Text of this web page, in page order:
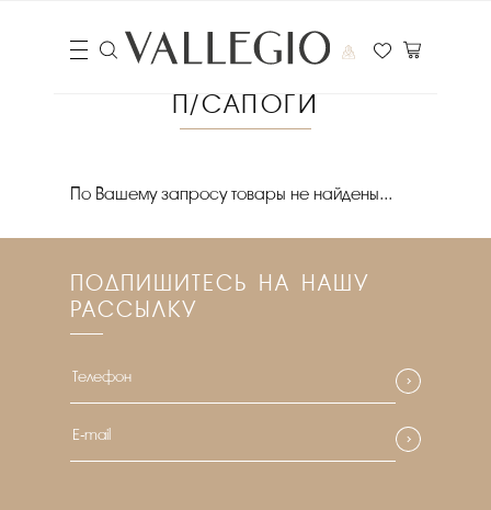
П/САПОГИ
Очистить фильтры
По Вашему запросу товары не найдены...
ПОДПИШИТЕСЬ НА НАШУ
РАССЫЛКУ